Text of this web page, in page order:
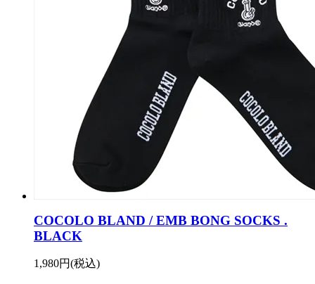
COCOLO BLAND / EMB BONG SOCKS .
BLACK
1,980円(税込)